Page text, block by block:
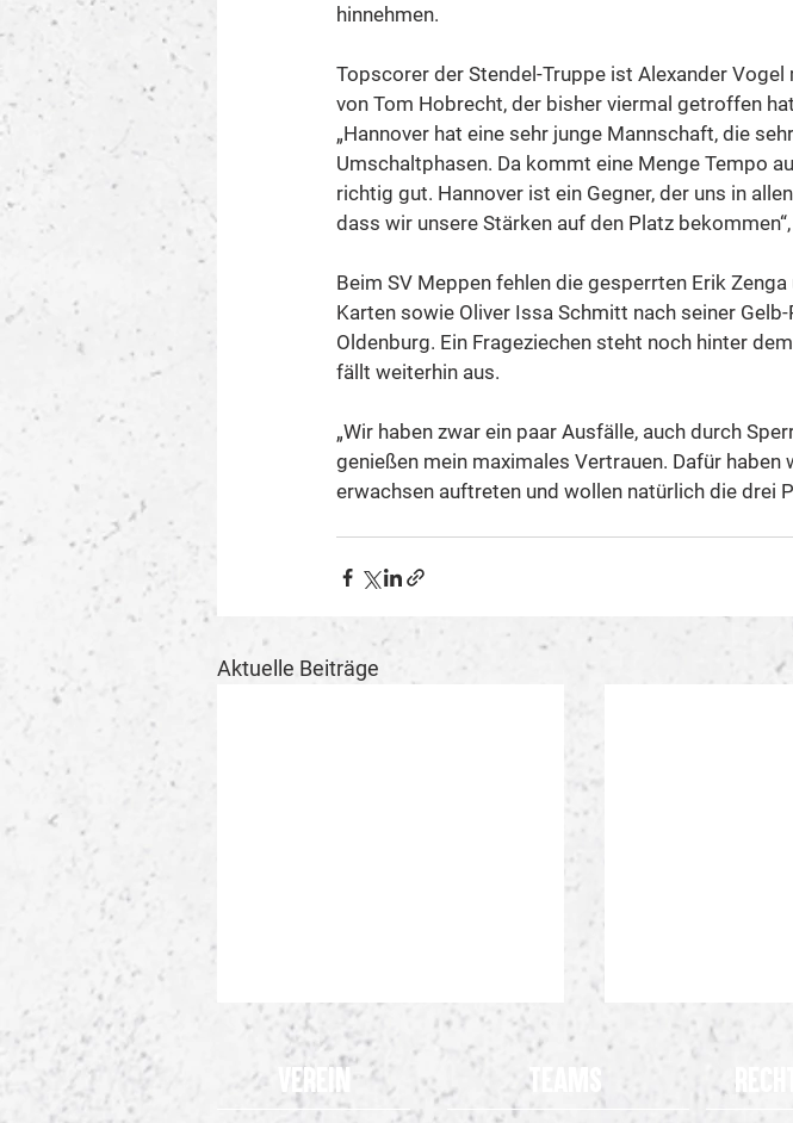
hinnehmen.
Topscorer der Stendel-Truppe ist Alexander
von Tom Hobrecht, der bisher viermal getroffen
„Hannover hat eine sehr junge Mannschaft, die
Umschaltphasen. Da kommt eine Menge Tempo
richtig gut. Hannover ist ein Gegner, der uns in
dass wir unsere Stärken auf den Platz
Beim SV Meppen fehlen die gesperrten Erik
Karten sowie Oliver Issa Schmitt nach seiner
Oldenburg. Ein Frageziechen steht noch hinter
fällt weiterhin aus.
„Wir haben zwar ein paar Ausfälle, auch durch
genießen mein maximales Vertrauen. Dafür
erwachsen auftreten und wollen natürlich die drei
Aktuelle Beiträge
Verein Teams